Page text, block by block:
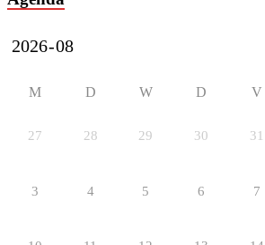
M D W D V
27 28 29 30 31
3 4 5 6 7